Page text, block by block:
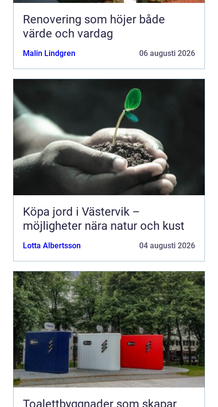
Renovering som höjer både
värde och vardag
Malin Lindgren 06 augusti 2026
Köpa jord i Västervik –
möjligheter nära natur och kust
Lotta Albertsson 04 augusti 2026
Toalettbyggnader som skapar